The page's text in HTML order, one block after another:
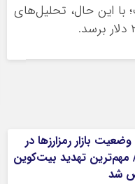
درصدی به حدود ۴.۸۰ دلار رسیده است؛ با این حال، تحلیل‌های
بازار رمزارزها در
تهدید بیت‌کوین
شد